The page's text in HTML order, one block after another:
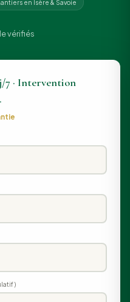
en Isère & Savoie
vérifiés
7 · Intervention